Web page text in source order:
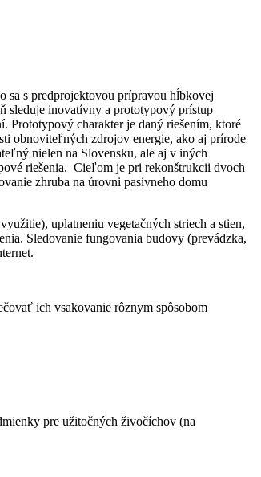
sa s predprojektovou prípravou hĺbkovej
sleduje inovatívny a prototypový prístup
Prototypový charakter je daný riešením, ktoré
obnoviteľných zdrojov energie, ako aj prírode
nielen na Slovensku, ale aj v iných
riešenia. Cieľom je pri rekonštrukcii dvoch
zhruba na úrovni pasívneho domu
uplatneniu vegetačných striech a stien,
Sledovanie fungovania budovy (prevádzka,
ich vsakovanie rôznym spôsobom
pre užitočných živočíchov (na